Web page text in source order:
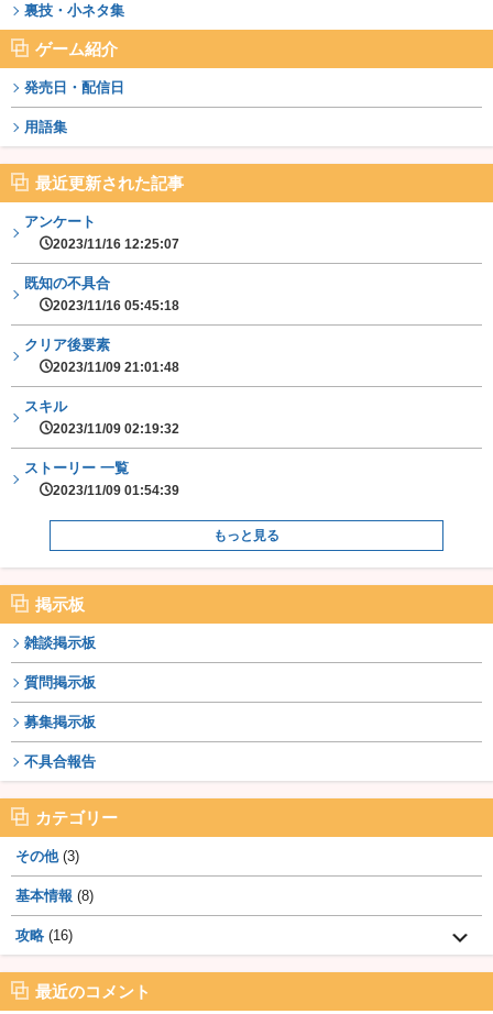
裏技・小ネタ集
ゲーム紹介
発売日・配信日
用語集
最近更新された記事
アンケート
2023/11/16 12:25:07
既知の不具合
2023/11/16 05:45:18
クリア後要素
2023/11/09 21:01:48
スキル
2023/11/09 02:19:32
ストーリー 一覧
2023/11/09 01:54:39
もっと見る
掲示板
雑談掲示板
質問掲示板
募集掲示板
不具合報告
カテゴリー
その他(3)
基本情報 (8)
攻略 (16)
最近のコメント